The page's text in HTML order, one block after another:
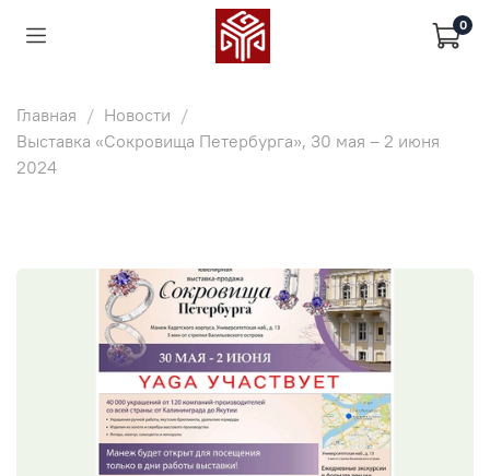
0
Главная
Новости
Выставка «Сокровища Петербурга», 30 мая – 2 июня
2024